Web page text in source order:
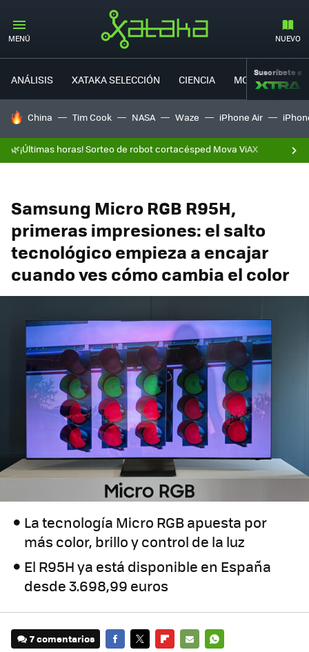
MENÚ NUEVO
ANÁLISIS XATAKA SELECCIÓN CIENCIA MOVILIDAD
Suscríbete a
HOY SE HABLA DE
China Tim Cook NASA Waze iPhone Air
🌿¡Últimas horas! Sorteo de robot cortacésped Mova ViAX
Samsung Micro RGB R95H,
primeras impresiones: el salto
tecnológico empieza a encajar
cuando ves cómo cambia el color
La tecnología Micro RGB apuesta por
más color, brillo y control de la luz
El R95H ya está disponible en España
desde 3.698,99 euros
7 comentarios